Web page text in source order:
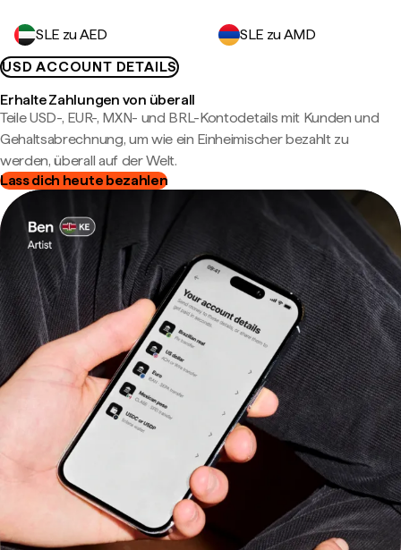
SLE zu AED
SLE zu AMD
USD ACCOUNT DETAILS
Erhalte Zahlungen von überall
Teile USD-, EUR-, MXN- und BRL-Kontodetails mit Kunden und
Gehaltsabrechnung, um wie ein Einheimischer bezahlt zu
werden, überall auf der Welt.
Lass dich heute bezahlen